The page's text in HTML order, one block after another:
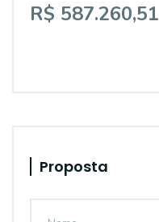
R$ 587.260,51
Proposta